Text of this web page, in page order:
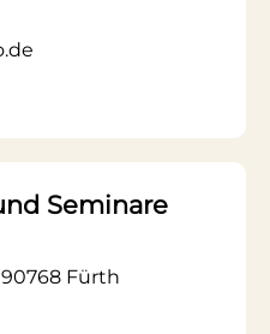
Seminare
Fürth